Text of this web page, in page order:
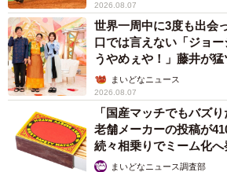
2026.08.07
世界一周中に3度も出会
口では言えない「ジョ
うやめぇや！」藤井が
ん】まいどなニュース
2026.08.07
「国産マッチでもバズ
老舗メーカーの投稿が
続々相乗りでミーム化へ
まいどなニュース調査部